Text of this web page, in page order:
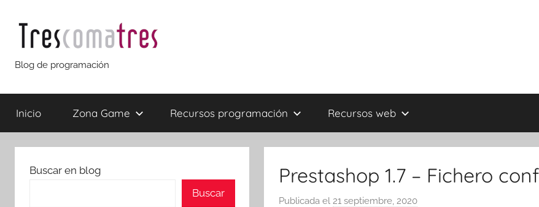
contenido
Trescomatres
Blog de programación
Inicio Zona Game Recursos programación Recursos web
Prestashop 1.7 – Fichero
Publicada el 21 septiembre, 2020p
Buscar en blog
Buscar